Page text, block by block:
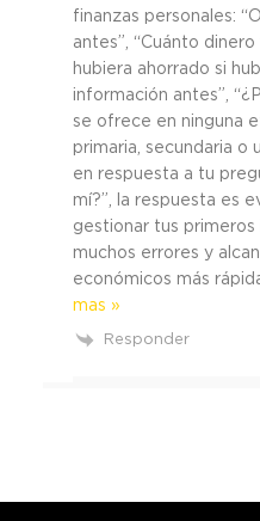
finanzas personales:
antes”, “Cuánto
hubiera ahorrado si
información antes”,
se ofrece en ninguna
primaria, secundaria o
en respuesta a tu
mí?”, la respuesta es
gestionar tus
muchos errores y
económicos más
mas »
Responder